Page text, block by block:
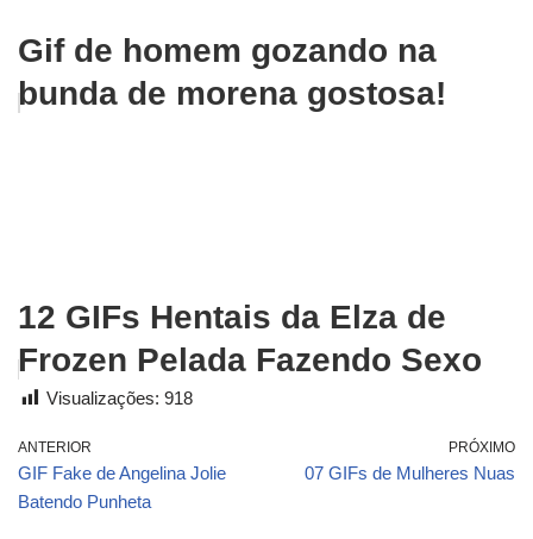
Gif de homem gozando na
bunda de morena gostosa!
12 GIFs Hentais da Elza de
Frozen Pelada Fazendo Sexo
Visualizações: 918
ANTERIOR
GIF Fake de Angelina Jolie
Batendo Punheta
PRÓXIMO
07 GIFs de Mulheres Nuas